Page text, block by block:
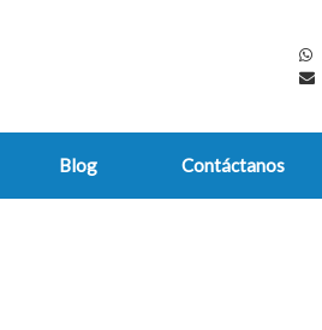
Blog Contáctanos